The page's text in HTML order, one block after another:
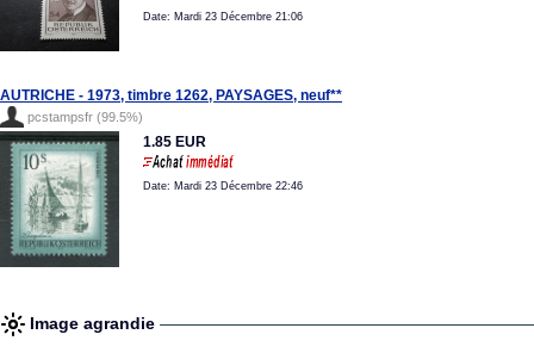
Date: Mardi 23 Décembre 21:06
AUTRICHE - 1973, timbre 1262, PAYSAGES, neuf**
pcstampsfr (99.5%)
1.85 EUR
Date: Mardi 23 Décembre 22:46
Image agrandie